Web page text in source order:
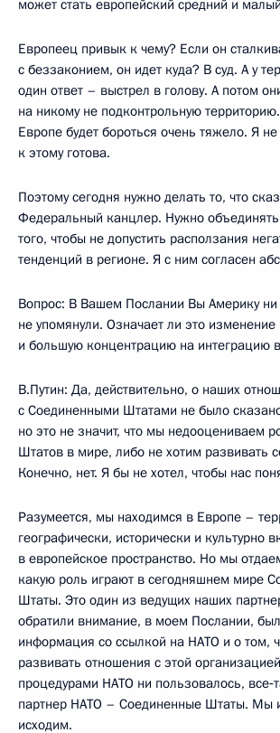
может стать европейский средний и
Европеец привык к чему? Если он
с беззаконием, он идет куда? В суд. А у
один ответ – выстрел в голову. А потом
на никому не подконтрольную
Европе будет бороться очень тяжело. Я
к этому готова.
Поэтому сегодня нужно делать то, что
Федеральный канцлер. Нужно
того, чтобы не допустить расползания
тенденций в регионе. Я с ним согласен
Вопрос: В Вашем Послании Вы Америку
не упомянули. Означает ли это изменение
и большую концентрацию на интеграцию
В.Путин: Да, действительно, о наших
с Соединенными Штатами не было
но это не значит, что мы недооцениваем
Штатов в мире, либо не хотим развивать
Конечно, нет. Я бы не хотел, чтобы нас
Разумеется, мы находимся в Европе –
географически, исторически и культурно
в европейское пространство. Но мы
какую роль играют в сегодняшнем мире
Штаты. Это один из ведущих наших
обратили внимание, в моем Послании,
информация со ссылкой на НАТО и о том,
развивать отношения с этой
процедурами НАТО ни пользовалось,
партнер НАТО – Соединенные Штаты. Мы
исходим.